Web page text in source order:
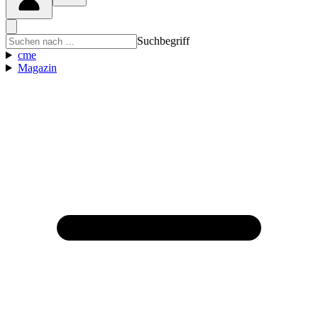
Suchbegriff
cme
Magazin